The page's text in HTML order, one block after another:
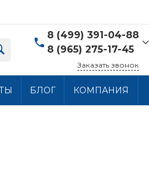
8 (499) 391-04-88
8 (965) 275-17-45
8 (499) 391-04-88
Хлобыстова 15, 2 этаж
Заказать звонок
БЛОГ КОМПАНИЯ